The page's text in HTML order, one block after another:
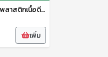
ชามกลีบบัว ชามพลาสติกเนื้อดี ชามใส่อาหาร ชามกับข้าว ชามน้ำซุป ชามก๋วยเตี๋ยว ขนาดกว้าง 6นิ้ว No.801 ดาว
เพิ่ม